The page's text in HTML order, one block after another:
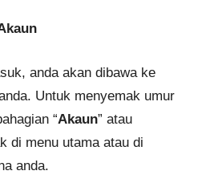
anda akan dibawa ke
Untuk menyemak umur
“Akaun” atau
di menu utama atau di
anda.